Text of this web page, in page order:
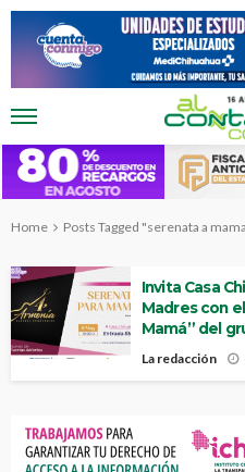
Home Posts Tagged "serenata a
Invita Casa
Madres con
Mamá” del
La redacción